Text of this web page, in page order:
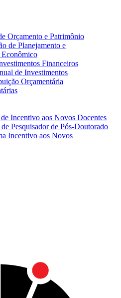
Orçamento e Patrimônio
de Planejamento e
Econômico
Financeiros
de Investimentos
Orçamentária
Incentivo aos Novos Docentes
Pesquisador de Pós-Doutorado
Incentivo aos Novos